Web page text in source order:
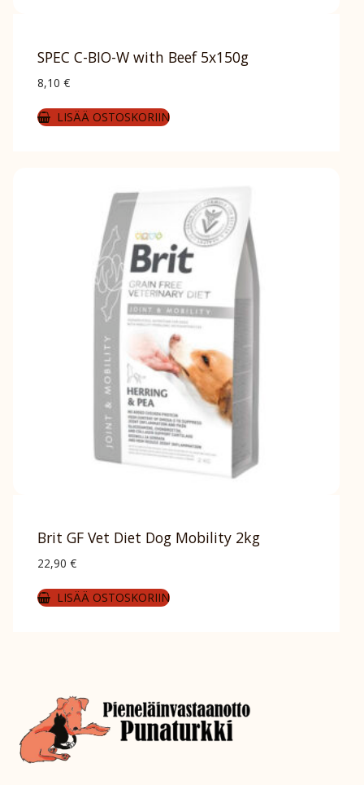
SPEC C-BIO-W with Beef 5x150g
8,10 €
LISÄÄ OSTOSKORIIN
Brit GF Vet Diet Dog Mobility 2kg
22,90 €
LISÄÄ OSTOSKORIIN